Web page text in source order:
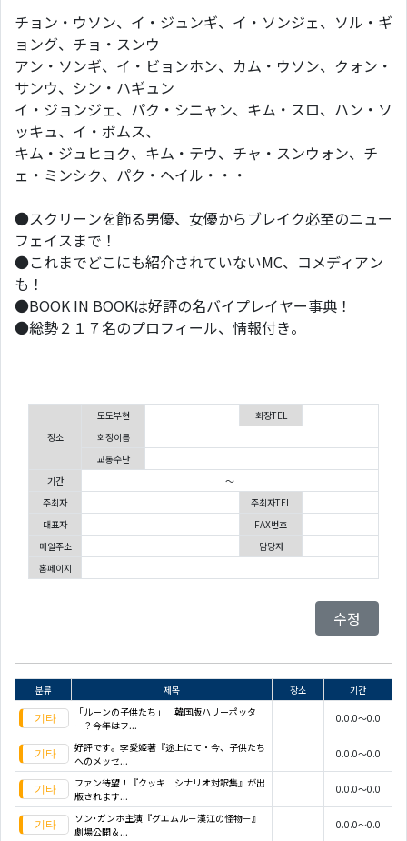
チョン・ウソン、イ・ジュンギ、イ・ソンジェ、ソル・ギ
ョング、チョ・スンウ
アン・ソンギ、イ・ビョンホン、カム・ウソン、クォン・
サンウ、シン・ハギュン
イ・ジョンジェ、パク・シニャン、キム・スロ、ハン・ソ
ッキュ、イ・ボムス、
キム・ジュヒョク、キム・テウ、チャ・スンウォン、チ
ェ・ミンシク、パク・ヘイル・・・
●スクリーンを飾る男優、女優からブレイク必至のニュー
フェイスまで！
●これまでどこにも紹介されていないMC、コメディアン
も！
●BOOK IN BOOKは好評の名バイプレイヤー事典！
●総勢２１７名のプロフィール、情報付き。
장소
도도부현
회장TEL
회장이름
교통수단
기간
～
주최자
주최자TEL
대표자
FAX번호
메일주소
담당자
홈페이지
수정
분류 제목 장소
기간
「ルーンの子供たち」 韓国版ハリーポッタ
ー？今年はフ...
0.0.0～0.0
好評です。李愛姫著『途上にて・今、子供たち
へのメッセ...
0.0.0～0.0
ファン待望！『クッキ シナリオ対訳集』が出
版されます...
0.0.0～0.0
ソン･ガンホ主演『グエムル－漢江の怪物－』
劇場公開＆...
0.0.0～0.0